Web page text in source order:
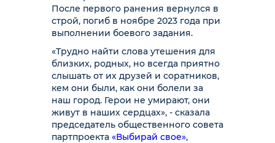
После первого ранения вернулся в
строй, погиб в ноябре 2023 года при
выполнении боевого задания.
«Трудно найти слова утешения для
близких, родных, но всегда приятно
слышать от их друзей и соратников,
кем они были, как они болели за
наш город. Герои не умирают, они
живут в наших сердцах», - сказала
председатель общественного совета
партпроекта «Выбирай свое»,